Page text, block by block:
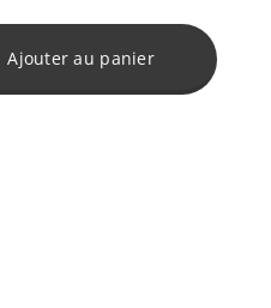
Ajouter au panier